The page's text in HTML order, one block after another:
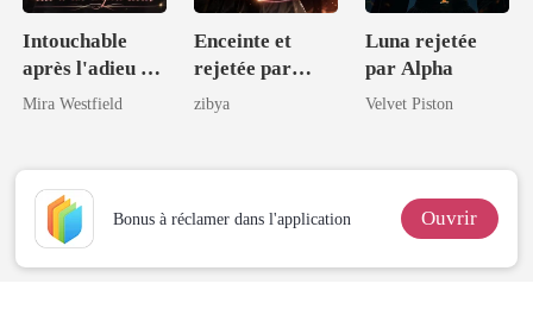
Intouchable
après l'adieu :
elle a un empire
Mira Westfield
Enceinte et
rejetée par
Alpha
zibya
Luna rejetée
par Alpha
Velvet Piston
Bonus à réclamer dans l'application Ouvrir